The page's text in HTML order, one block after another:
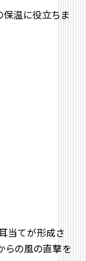
保温に役立ちま
当てが形成さ
らの風の直撃を